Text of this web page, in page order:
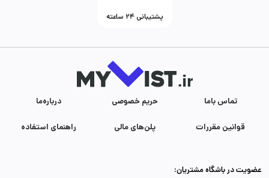
پشتیبانی ۲۴ ساعته
درباره‌ما حریم خصوصی تماس با‌ما
راهنمای استفاده پلن‌های مالی قوانین مقررات
عضویت در باشگاه مشتریان: